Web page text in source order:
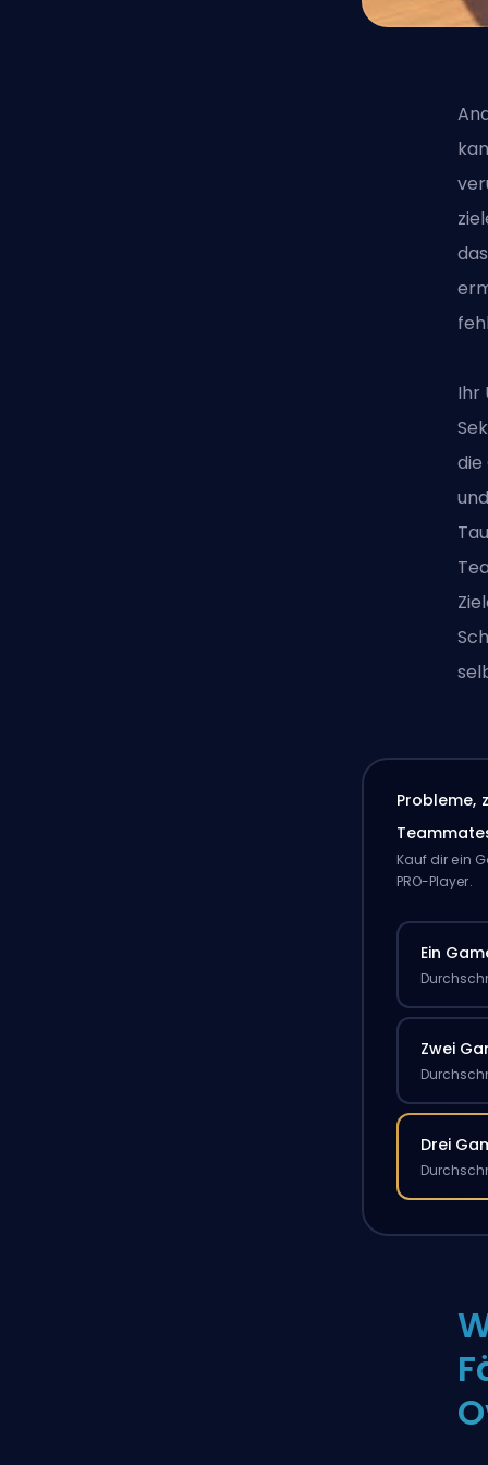
Ihr
die
Probleme,
Kauf dir ein
PRO-Player.
Ein
Zwei
Drei